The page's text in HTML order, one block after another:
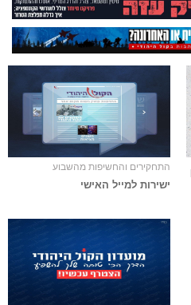
התחקירים והחשיפות מהשבוע
ישירות למייל האישי